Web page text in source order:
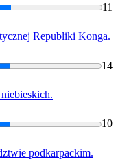
11
Republiki Konga.
14
10
podkarpackim.